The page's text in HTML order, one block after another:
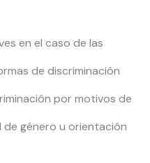
en el caso de las
de discriminación
por motivos de
género u orientación